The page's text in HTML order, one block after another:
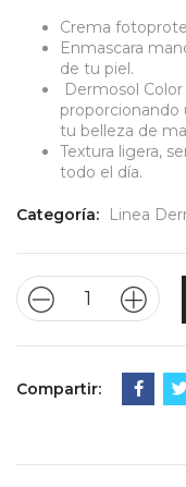
Crema
Enmascara
de tu piel.
Dermosol
proporcionando
tu belleza de
Textura ligera,
todo el día.
Categoría: Linea
Compartir: